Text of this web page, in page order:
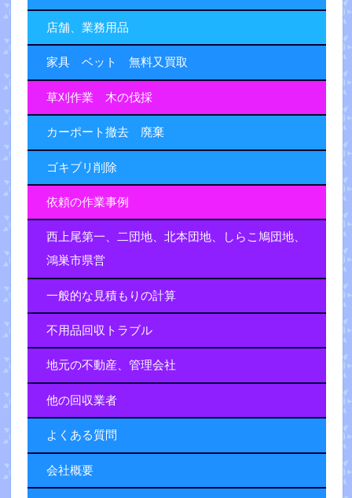
店舗、業務用品
家具 ベット 無料又買取
草刈作業 木の伐採
カーポート撤去 廃棄
ゴキブリ削除
依頼の作業事例
西上尾第一、二団地、北本団地、しらこ鳩団地、
鴻巣市県営
一般的な見積もりの計算
不用品回収トラブル
地元の不動産、管理会社
他の回収業者
よくある質問
会社概要